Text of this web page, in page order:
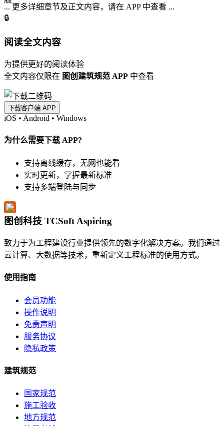
... 更多详细章节及正文内容，请在 APP 中查看 ...
🔒
阅读全文内容
为提供更好的阅读体验
全文内容仅限在 图创建筑规范 APP 中查看
下载客户端 APP
iOS • Android • Windows
为什么需要下载 APP?
支持离线缓存，无网也能看
实时更新，掌握最新标准
支持多端登陆与同步
图创科技 TCSoft Aspiring
致力于为工程建设行业提供领先的数字化解决方案。我们通过
云计算、大数据等技术，重新定义工程标准的使用方式。
使用指南
会员功能
操作说明
免责声明
服务协议
隐私政策
建筑规范
国家规范
施工验收
地方规范